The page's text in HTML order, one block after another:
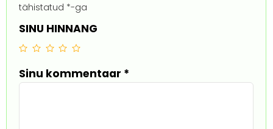
tähistatud *-ga
SINU HINNANG
Sinu kommentaar *